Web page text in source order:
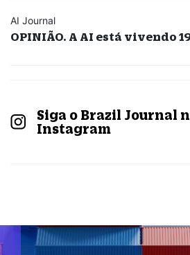
AI Journal
OPINIÃO. A AI está vivendo
Siga o Brazil Journal
Instagram